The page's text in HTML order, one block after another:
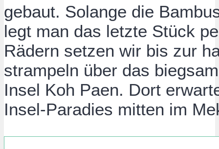
gebaut. Solange die
legt man das letzte Stück
Rädern setzen wir bis zur
strampeln über das
Insel Koh Paen. Dort
Insel-Paradies mitten im